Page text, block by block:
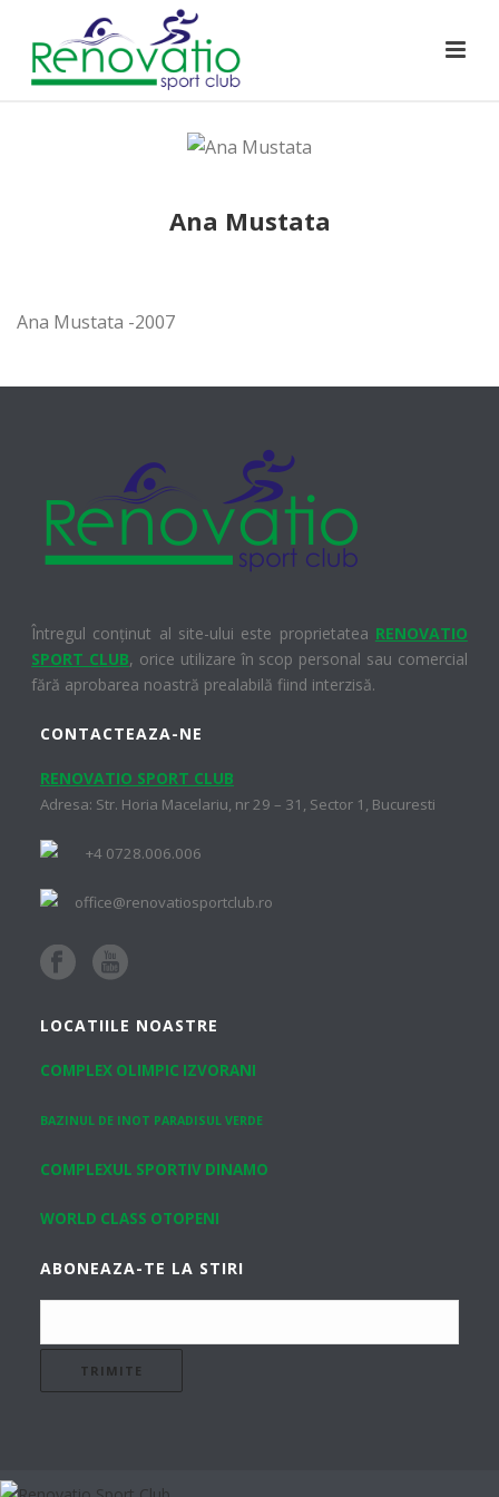
Ana Mustata
Ana Mustata -2007
Întregul conținut al site-ului este proprietatea RENOVATIO
SPORT CLUB, orice utilizare în scop personal sau comercial
fără aprobarea noastră prealabilă fiind interzisă.
CONTACTEAZA-NE
RENOVATIO SPORT CLUB
Adresa: Str. Horia Macelariu, nr 29 – 31, Sector 1, Bucuresti
+4 0728.006.006
office@renovatiosportclub.ro
LOCATIILE NOASTRE
COMPLEX OLIMPIC IZVORANI
BAZINUL DE INOT PARADISUL VERDE
COMPLEXUL SPORTIV DINAMO
WORLD CLASS OTOPENI
ABONEAZA-TE LA STIRI